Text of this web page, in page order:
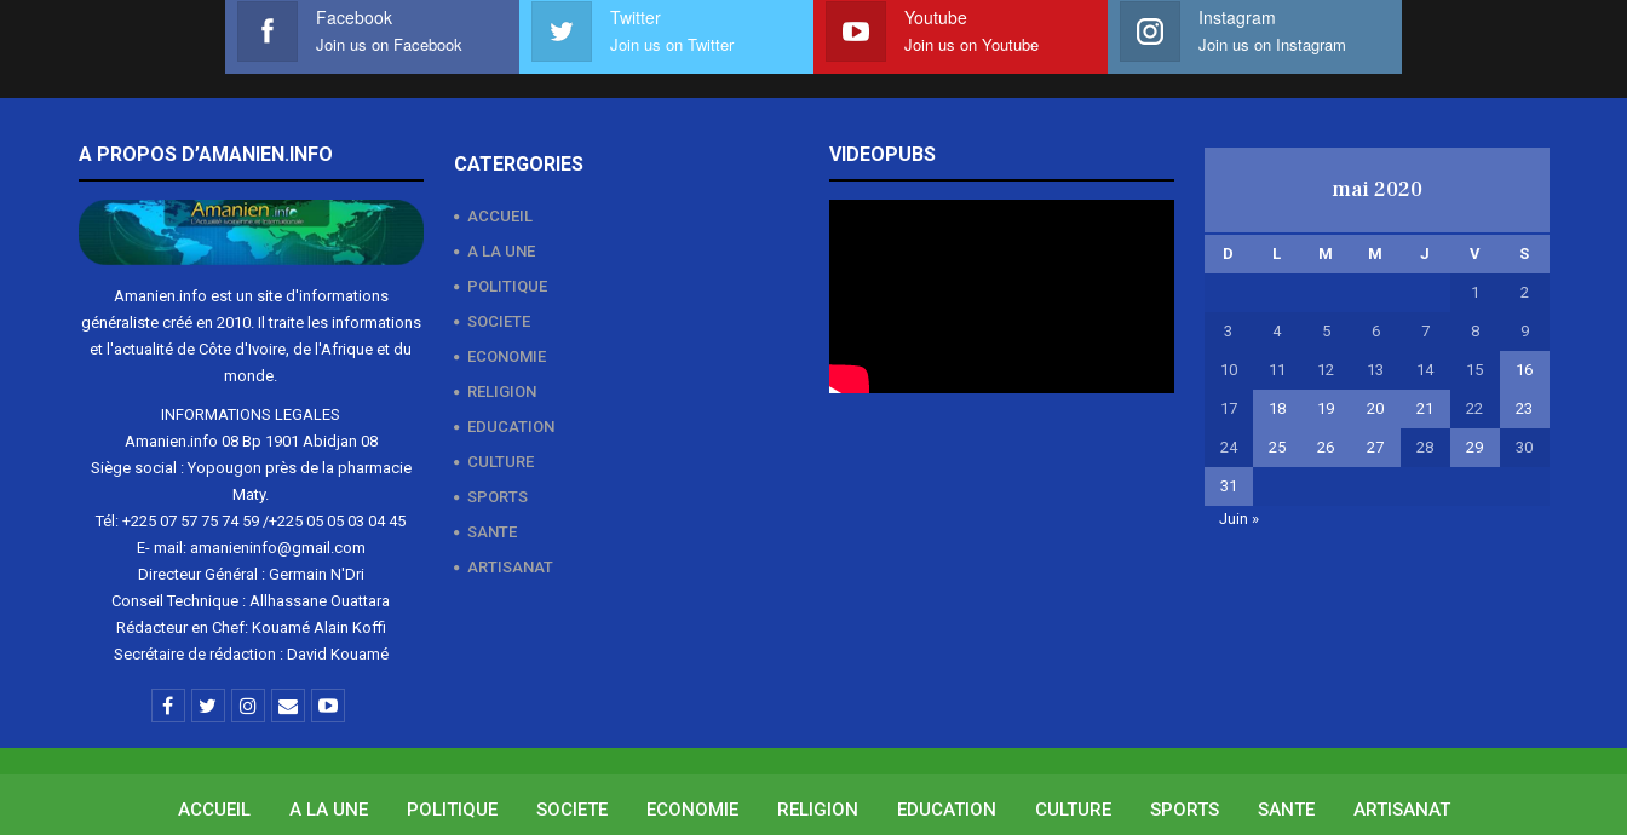
Facebook
Join us on Facebook
Twitter
Join us on Twitter
Youtube
Join us on Youtube
Instagram
Join us on Instagram
A PROPOS D’AMANIEN.INFO
Amanien.info est un site d'informations
généraliste créé en 2010. Il traite les informations
et l'actualité de Côte d'Ivoire, de l'Afrique et du
monde.
INFORMATIONS LEGALES
Amanien.info 08 Bp 1901 Abidjan 08
Siège social : Yopougon près de la pharmacie
Maty.
Tél: +225 07 57 75 74 59 /+225 05 05 03 04 45
E- mail: amanieninfo@gmail.com
Directeur Général : Germain N'Dri
Conseil Technique : Allhassane Ouattara
Rédacteur en Chef: Kouamé Alain Koffi
Secrétaire de rédaction : David Kouamé
CATERGORIES
ACCUEIL
A LA UNE
POLITIQUE
SOCIETE
ECONOMIE
RELIGION
EDUCATION
CULTURE
SPORTS
SANTE
ARTISANAT
VIDEOPUBS
mai 2020
D L M M J V S
1 2
3 4 5 6 7 8 9
10 11 12 13 14 15 16
17 18 19 20 21 22 23
24 25 26 27 28 29 30
31
Juin »
ACCUEIL A LA UNE POLITIQUE SOCIETE ECONOMIE RELIGION EDUCATION CULTURE SPORTS SANTE ARTISANAT